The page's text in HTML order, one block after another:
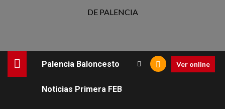
DE PALENCIA
Palencia Baloncesto
Noticias Primera FEB
Ver online